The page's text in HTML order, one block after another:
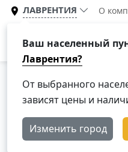
ЛАВРЕНТИЯ
Ваш населенный
Лаврентия?
От выбранного
зависят цены и
Изменить город
О
Главная Каталог